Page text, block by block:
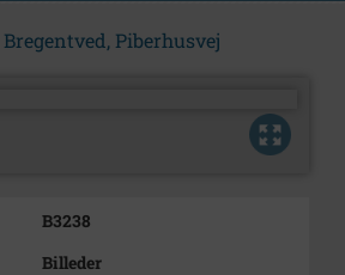
Piberhusvej
B3238
Billeder